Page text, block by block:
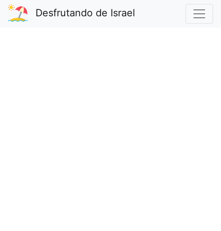
Desfrutando de Israel